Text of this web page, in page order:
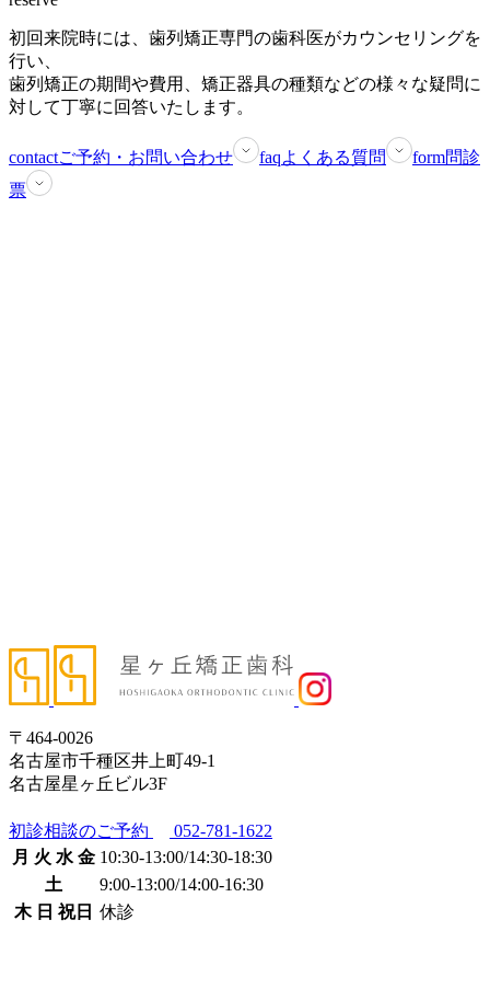
初回来院時には、歯列矯正専門の歯科医がカウンセリングを
行い、
歯列矯正の期間や費用、矯正器具の種類などの様々な疑問に
対して丁寧に回答いたします。
contactご予約・お問い合わせ faqよくある質問 form問診
票
〒464-0026
名古屋市千種区井上町49-1
名古屋星ヶ丘ビル3F
初診相談のご予約
052-781-1622
月 火 水 金 10:30-13:00/14:30-18:30
土
9:00-13:00/14:00-16:30
木 日 祝日 休診